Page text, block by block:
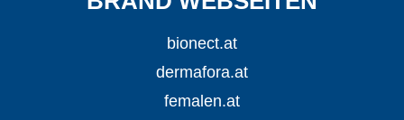
bionect.at
dermafora.at
femalen.at